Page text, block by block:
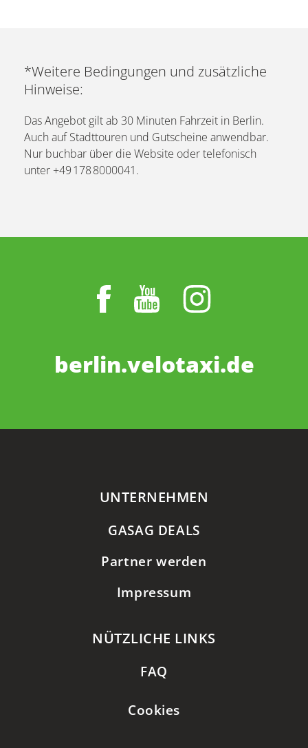
*Weitere Bedingungen und zusätzliche
Hinweise:
Das Angebot gilt ab 30 Minuten Fahrzeit in Berlin.
Auch auf Stadttouren und Gutscheine anwendbar.
Nur buchbar über die Website oder telefonisch
unter +49 178 8000041.
berlin.velotaxi.de
UNTERNEHMEN
GASAG DEALS
Partner werden
Impressum
NÜTZLICHE LINKS
FAQ
Cookies